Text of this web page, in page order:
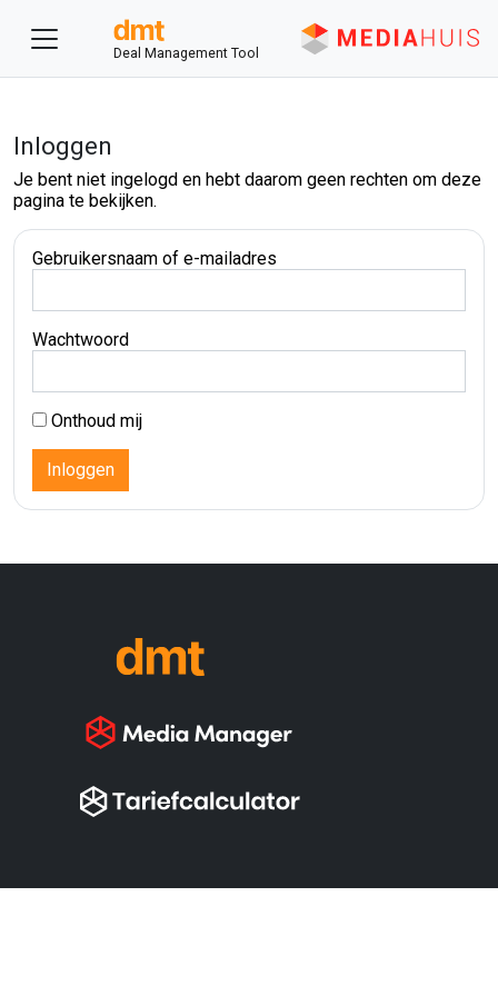
Deal Management Tool
Inloggen
Je bent niet ingelogd en hebt daarom geen rechten om deze
pagina te bekijken.
Gebruikersnaam of e-mailadres
Wachtwoord
Onthoud mij